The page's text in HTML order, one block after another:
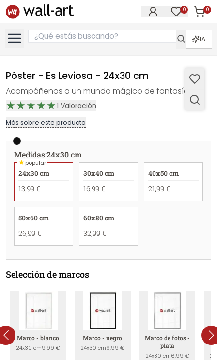
0 0
IA
Póster - Es Leviosa - 24x30 cm
Acompáñenos a un mundo mágico de fantasía
1 Valoración
Más sobre este producto
1
Medidas:24x30 cm
★popular
24x30 cm
13,99 €
30x40 cm
16,99 €
40x50 cm
21,99 €
50x60 cm
26,99 €
60x80 cm
32,99 €
Selección de marcos
Marco - blanco
24x30 cm9,99 €
Marco - negro
24x30 cm9,99 €
Marco de fotos -
plata
24x30 cm6,99 €